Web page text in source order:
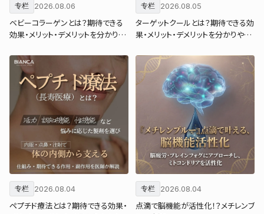
专栏 2026.08.06
ベビーコラーゲンとは？期待できる
効果・メリット・デメリットを分かりや
专栏 2026.08.05
ターゲットクールとは？期待できる効
果・メリット・デメリットを分かりやす
专栏 2026.08.04
ペプチド療法とは？期待できる効果・
专栏 2026.08.04
点滴で脳機能が活性化！？メチレンブ